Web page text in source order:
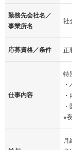
勤務先会社名／
事業所名
社
応募資格／条件 正
仕事内容
特
※
月